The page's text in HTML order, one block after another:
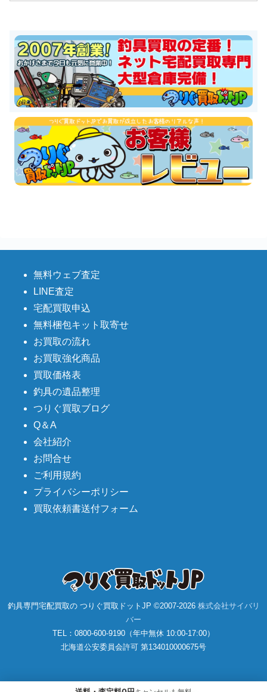
無料ウェブ査定
LINE査定
宅配買取申込
無料梱包キット取寄せ
お買取の流れ
お買取強化商品
買取価格表
釣具の遺品整理
つりぐ買取ブログ
Q＆A
会社紹介
お問合せ
ご利用規約
プライバシーポリシー
買取依頼書送付フォーム
釣具専門宅配買取の つりぐ買取ドットJP ©2007-2026 株式会社サイバリ
バー
TEL：0800-600-9190（年中無休 10:00-17:00）
北海道公安委員会許可 第134010000675号